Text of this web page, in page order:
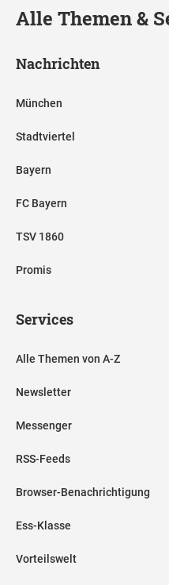
Alle Themen &
Nachrichten
München
Stadtviertel
Bayern
FC Bayern
TSV 1860
Promis
Services
Alle Themen von A-Z
Newsletter
Messenger
RSS-Feeds
Browser-Benachrichtigung
Ess-Klasse
Vorteilswelt